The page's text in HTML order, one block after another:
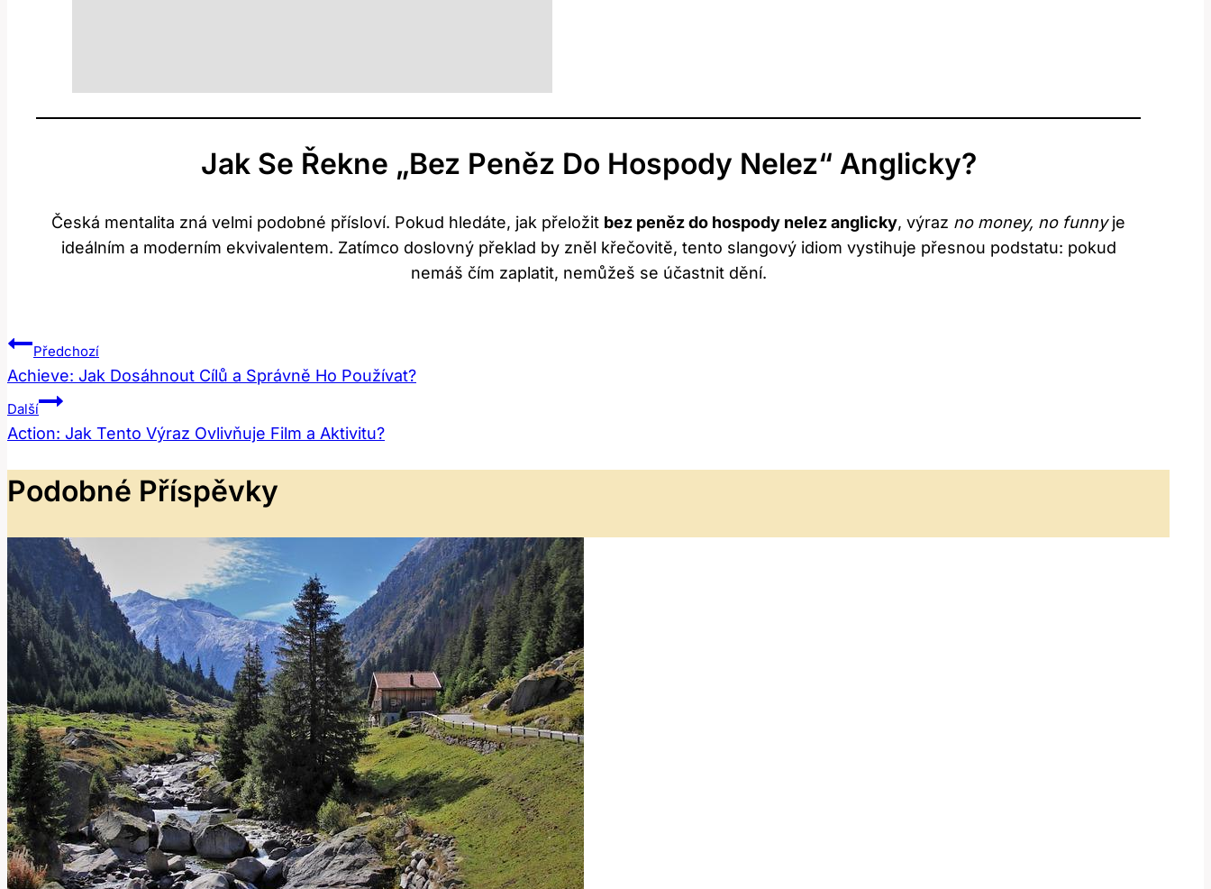
Jak Se Řekne „bez Peněz Do Hospody Nelez“ Anglicky?
Česká mentalita zná velmi podobné přísloví. Pokud hledáte, jak přeložit bez peněz do hospody nelez anglicky, výraz no money, no funnyje
ideálním a moderním ekvivalentem. Zatímco doslovný překlad by zněl křečovitě, tento slangový idiom vystihuje přesnou podstatu: pokud
nemáš čím zaplatit, nemůžeš se účastnit dění.
Navigace
Pro
Příspěvek
Předchozí
Achieve: Jak Dosáhnout Cílů a Správně Ho Používat?
Další
Action: Jak Tento Výraz Ovlivňuje Film a Aktivitu?
Podobné Příspěvky